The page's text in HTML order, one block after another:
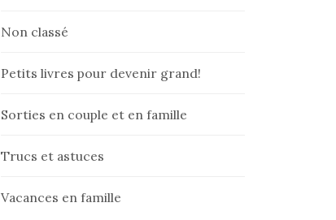
Non classé
Petits livres pour devenir grand!
Sorties en couple et en famille
Trucs et astuces
Vacances en famille